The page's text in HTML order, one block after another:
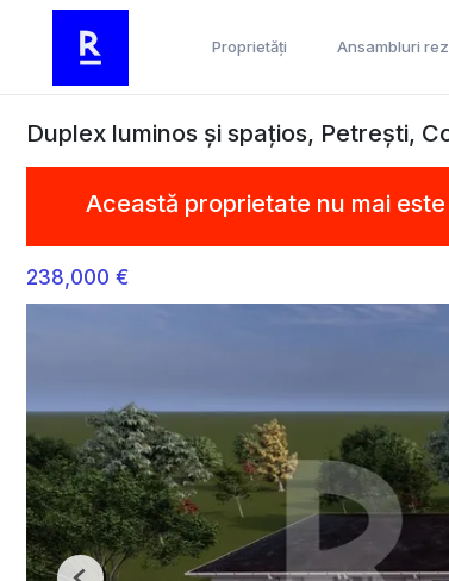
Proprietăți Ansambluri
Duplex luminos și spațios, Petrești,
Această proprietate nu mai
238,000 €